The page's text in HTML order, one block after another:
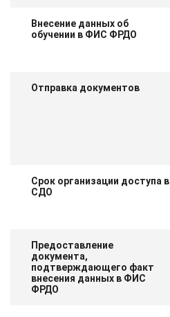
Внесение данных об
обучении в ФИС ФРДО
Отправка документов
Срок организации доступа в
СДО
Предоставление
документа,
подтверждающего факт
внесения данных в ФИС
ФРДО